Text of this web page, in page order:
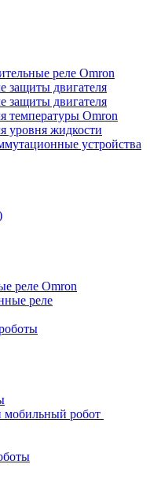
реле Omron
защиты двигателя
защиты двигателя
температуры Omron
уровня жидкости
устройства
реле Omron
реле
робот